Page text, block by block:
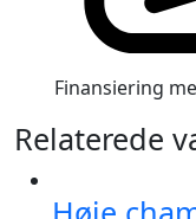
Finansiering
Relaterede